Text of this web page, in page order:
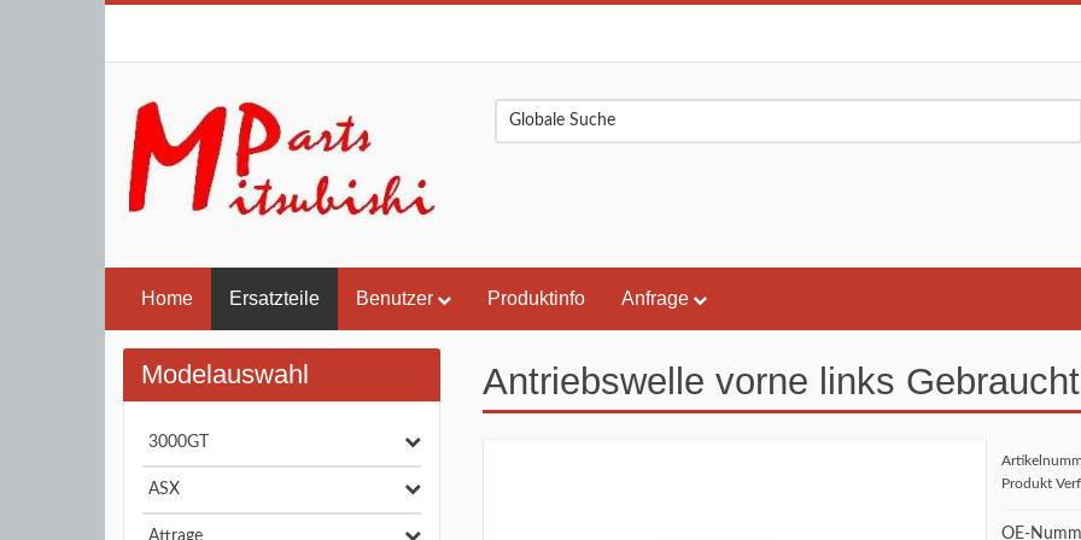
Home Ersatzteile Benutzer Produktinfo Anfrage
Antriebswelle vorne links Gebraucht
Produkt
OE-
Modelauswahl
3000GT
ASX
Attrage